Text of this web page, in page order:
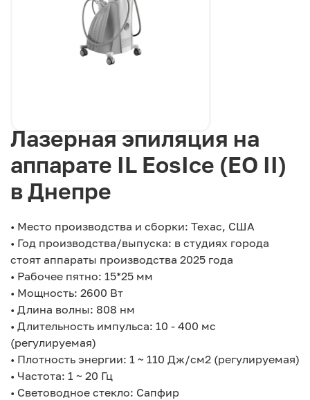
Лазерная эпиляция на
аппарате IL EosIce (EO II)
в Днепре
• Место производства и сборки: Техас, США
• Год производства/выпуска: в студиях города
стоят аппараты производства 2025 года
• Рабочее пятно: 15*25 мм
• Мощность: 2600 Вт
• Длина волны: 808 нм
• Длительность импульса: 10 - 400 мс
(регулируемая)
• Плотность энергии: 1 ~ 110 Дж/см2 (регулируемая)
• Частота: 1 ~ 20 Гц
• Световодное стекло: Сапфир